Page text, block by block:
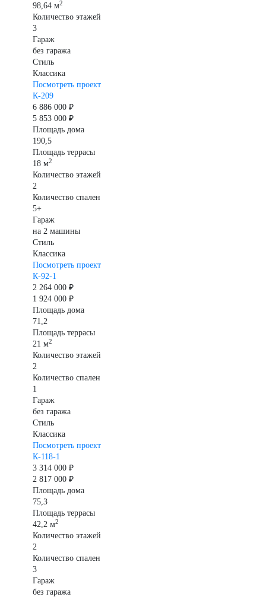
98,64 м2
Количество этажей
3
Гараж
без гаража
Стиль
Классика
Посмотреть проект
К-209
6 886 000 ₽
5 853 000 ₽
Площадь дома
190,5
Площадь террасы
18 м2
Количество этажей
2
Количество спален
5+
Гараж
на 2 машины
Стиль
Классика
Посмотреть проект
К-92-1
2 264 000 ₽
1 924 000 ₽
Площадь дома
71,2
Площадь террасы
21 м2
Количество этажей
2
Количество спален
1
Гараж
без гаража
Стиль
Классика
Посмотреть проект
К-118-1
3 314 000 ₽
2 817 000 ₽
Площадь дома
75,3
Площадь террасы
42,2 м2
Количество этажей
2
Количество спален
3
Гараж
без гаража